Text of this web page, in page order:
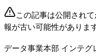
この記事は公開され
報が古い可能性がありま
データ事業本部 インテ